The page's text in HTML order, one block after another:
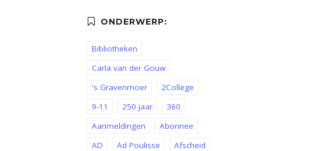
Bibliotheken
Carla van der Gouw
's Gravenmoer
2College
9-11
250 jaar
360
Aanmeldingen
Abonnee
AD
Ad Poulisse
Afscheid